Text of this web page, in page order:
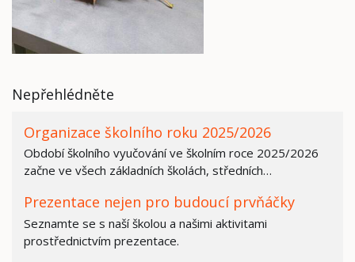
Nepřehlédněte
Organizace školního roku 2025/2026
Období školního vyučování ve školním roce 2025/2026
začne ve všech základních školách, středních…
Prezentace nejen pro budoucí prvňáčky
Seznamte se s naší školou a našimi aktivitami
prostřednictvím prezentace.